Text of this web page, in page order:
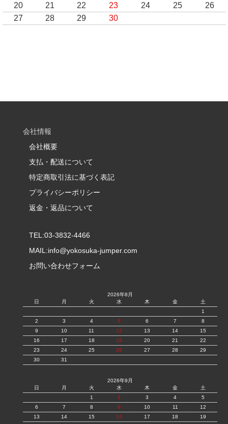
20
21 22 23 24 25
26
27
28 29 30
会社情報
会社概要
支払・配送について
特定商取引法に基づく表記
プライバシーポリシー
返金・返品について
TEL:03-3832-4466
MAIL:info@yokosuka-jumper.com
お問い合わせフォーム
2026年8月
日
月 火 水 木 金
土
1
2
3 4 5 6 7
8
9
10 11 12 13 14
15
16
17 18 19 20 21
22
23
24 25 26 27 28
29
30
31
2026年9月
日
月 火 水 木 金
土
1
2 3 4
5
6
7 8 9 10 11
12
13
14 15 16 17 18
19